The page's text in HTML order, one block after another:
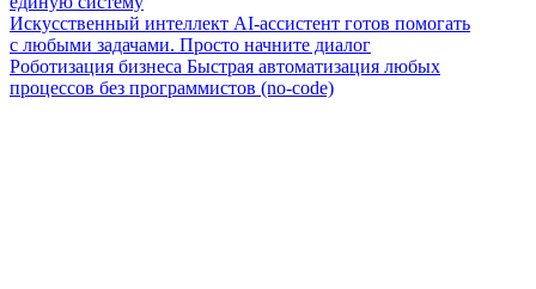
Искусственный интеллект AI-ассистент готов помогать
с любыми задачами. Просто начните диалог
Роботизация бизнеса Быстрая автоматизация любых
процессов без программистов (no-code)